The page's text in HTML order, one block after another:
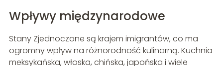
Wpływy międzynarodowe
Stany Zjednoczone są krajem imigrantów, co ma
ogromny wpływ na różnorodność kulinarną. Kuchnia
meksykańska, włoska, chińska, japońska i wiele